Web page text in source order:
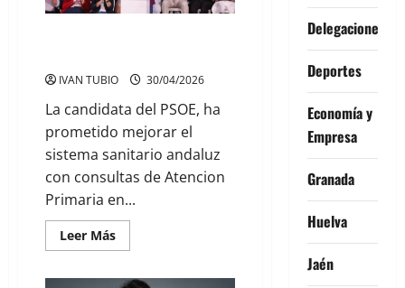
IVAN TUBIO 30/04/2026
La candidata del PSOE, ha
prometido mejorar el
sistema sanitario andaluz
con consultas de Atencion
Primaria en...
Leer MásLeer
más
Delegaciones
Deportes
Economía y
Empresa
Granada
Huelva
Jaén